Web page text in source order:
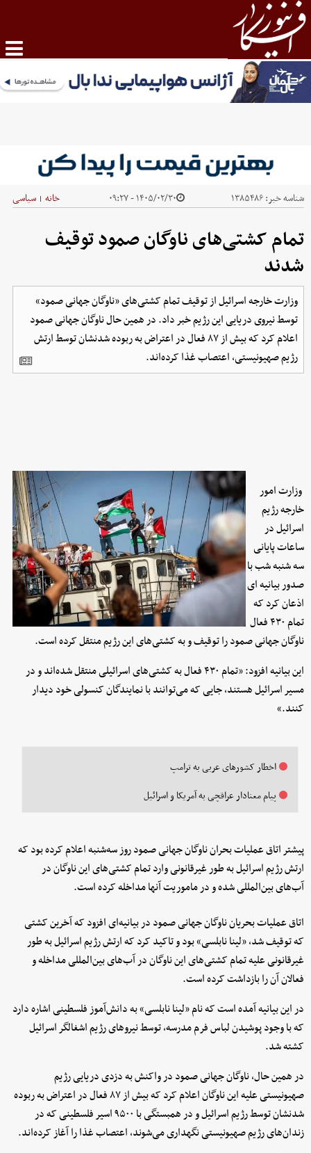
شناسه خبر:۱۳۸۵۴۸۶ ۱۴۰۵/۰۲/۳۰ - ۰۹:۲۷ خانه | سیاسی
تمام کشتی‌های ناوگان صمود توقیف
شدند
وزارت خارجه اسرائیل از توقیف تمام کشتی‌های «ناوگان جهانی صمود»
توسط نیروی دریایی این رژیم خبر داد. در همین حال ناوگان جهانی صمود
اعلام کرد که بیش از ۸۷ فعال در اعتراض به ربوده شدنشان توسط ارتش
رژیم صهیونیستی، اعتصاب غذا کرده‌اند.
وزارت امور
خارجه رژیم
اسرائیل در
ساعات پایانی
سه شنبه شب با
صدور بیانیه ای
اذعان کرد که
تمام ۴۳۰ فعال
ناوگان جهانی صمود را توقیف و به کشتی‌های این رژیم منتقل کرده است.
این بیانیه افزود: «تمام ۴۳۰ فعال به کشتی‌های اسرائیلی منتقل شده‌اند و در
مسیر اسرائیل هستند، جایی که می‌توانند با نمایندگان کنسولی خود دیدار
کنند.»
اخطار کشورهای عربی به ترامپ
پیام معنادار عراقچی به آمریکا و اسرائیل
پیشتر اتاق عملیات بحران ناوگان جهانی صمود روز سه‌شنبه اعلام کرده بود که
ارتش رژیم اسرائیل به طور غیرقانونی وارد تمام کشتی‌های این ناوگان در
آب‌های بین‌المللی شده و در ماموریت آنها مداخله کرده است.
اتاق عملیات بحریان ناوگان جهانی صمود در بیانیه‌ای افزود که آخرین کشتی
که توقیف شد، «لینا نابلسی» بود و تاکید کرد که ارتش رژیم اسرائیل به طور
غیرقانونی علیه تمام کشتی‌های این ناوگان در آب‌های بین‌المللی مداخله و
فعالان آن را بازداشت کرده است.
در این بیانیه آمده است که نام «لینا نابلسی» به دانش‌آموز فلسطینی اشاره دارد
که با وجود پوشیدن لباس فرم مدرسه، توسط نیروهای رژیم اشغالگر اسرائیل
کشته شد.
در همین حال، ناوگان جهانی صمود در واکنش به دزدی دریایی رژیم
صهیونیستی علیه این ناوگان اعلام کرد که بیش از ۸۷ فعال در اعتراض به ربوده
شدنشان توسط رژیم اسرائیل و در همبستگی با ۹۵۰۰ اسیر فلسطینی که در
زندان‌های رژیم صهیونیستی نگهداری می‌شوند، اعتصاب غذا را آغاز کرده‌اند.